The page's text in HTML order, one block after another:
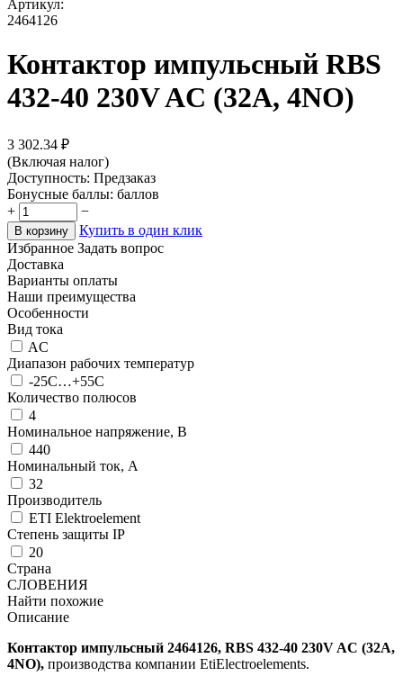
Артикул:
2464126
Контактор импульсный RВS
432-40 230V AC (32A, 4NO)
3 302.34 ₽
(Включая налог)
Доступность: Предзаказ
Бонусные баллы: баллов
+
−
В корзину
Купить в один клик
Избранное Задать вопрос
Доставка
Варианты оплаты
Наши преимущества
Особенности
Вид тока
AC
Диапазон рабочих температур
-25С…+55С
Количество полюсов
4
Номинальное напряжение, В
440
Номинальный ток, А
32
Производитель
ETI Elektroelement
Степень защиты IP
20
Страна
СЛОВЕНИЯ
Найти похожие
Описание
Контактор импульсный 2464126, RВS 432-40 230V AC (32A,
4NO), производства компании EtiElectroelements.